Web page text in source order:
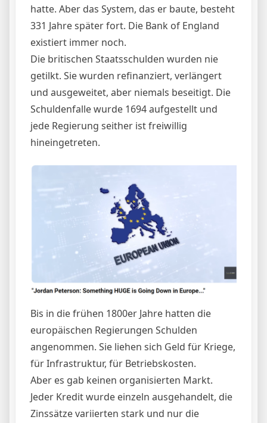
hatte. Aber das System, das er baute, besteht
331 Jahre später fort. Die Bank of England
existiert immer noch.
Die britischen Staatsschulden wurden nie
getilkt. Sie wurden refinanziert, verlängert
und ausgeweitet, aber niemals beseitigt. Die
Schuldenfalle wurde 1694 aufgestellt und
jede Regierung seither ist freiwillig
hineingetreten.
Bis in die frühen 1800er Jahre hatten die
europäischen Regierungen Schulden
angenommen. Sie liehen sich Geld für Kriege,
für Infrastruktur, für Betriebskosten.
Aber es gab keinen organisierten Markt.
Jeder Kredit wurde einzeln ausgehandelt, die
Zinssätze variierten stark und nur die